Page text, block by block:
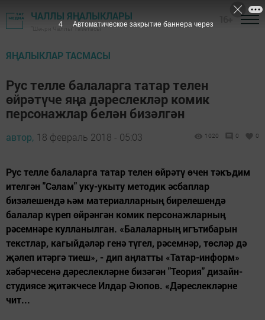
ЧАЛЛЫ ЯҢАЛЫКЛАРЫ
"Шәһри Чаллы" газетасы
ЯҢАЛЫКЛАР ТАСМАСЫ
Рус телле балаларга татар телен
өйрәтүче яңа дәреслекләр комик
персонажлар белән бизәлгән
автор, 18 февраль 2018 - 05:03 1020 0 0
Рус телле балаларга татар телен өйрәтү өчен тәкъдим
ителгән "Сәлам" уку-укыту методик әсбаплар
бизәлешендә һәм материалларның бирелешендә
балалар күреп өйрәнгән комик персонажларның
рәсемнәре кулланылган. «Балаларның игътибарын
текстлар, кагыйдәләр генә түгел, рәсемнәр, төсләр дә
җәлеп итәргә тиеш», - дип аңлатты «Татар-информ»
хәбәрчесенә дәреслекләрне бизәгән "Теория" дизайн-
студиясе җитәкчесе Илдар Әюпов. «Дәреслекләрне
чит...
3 Автоматическое закрытие баннера через